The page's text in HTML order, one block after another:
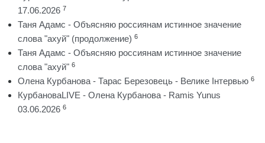
17.06.2026 7
Таня Адамс - Объясняю россиянам истинное значение
слова "ахуй" (продолжение) 6
Таня Адамс - Объясняю россиянам истинное значение
слова "ахуй" 6
Олена Курбанова - Тарас Березовець - Велике Інтервью 6
КурбановаLIVE - Олена Курбанова - Ramis Yunus
03.06.2026 6